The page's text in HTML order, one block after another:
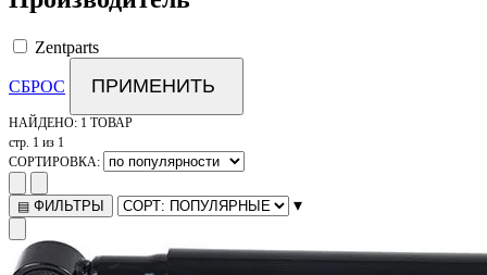
Zentparts
СБРОС ПРИМЕНИТЬ
НАЙДЕНО: 1 ТОВАР
стр. 1 из 1
СОРТИРОВКА:
▤ ФИЛЬТРЫ ▾